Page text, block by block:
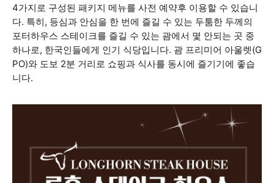
4가지로 구성된 패키지 메뉴를 사전 예약후 이용할 수 있습니
다. 특히, 등심과 안심을 한 번에 즐길 수 있는 두툼한 두께의
포터하우스 스테이크를 즐길 수 있는 괌에서 몇 안되는 곳 중
하나로, 한국인들에게 인기 식당입니다. 괌 프리미어 아울렛(G
PO)와 도보 2분 거리로 쇼핑과 식사를 동시에 즐기기에 좋습
니다.